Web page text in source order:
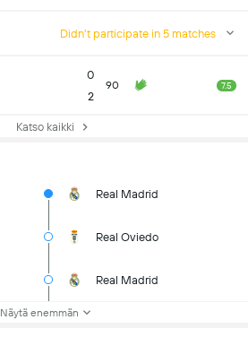
Didn't participate in 5 matches
0
2
90 7.5
Katso kaikki
Real Madrid
Real Oviedo
Real Madrid
Näytä enemmän